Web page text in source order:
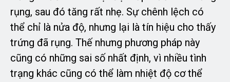
rụng, sau đó tăng rất nhẹ. Sự chênh lệch có
thể chỉ là nửa độ, nhưng lại là tín hiệu cho thấy
trứng đã rụng. Thế nhưng phương pháp này
cũng có những sai số nhất định, vì nhiều tình
trạng khác cũng có thể làm nhiệt độ cơ thể